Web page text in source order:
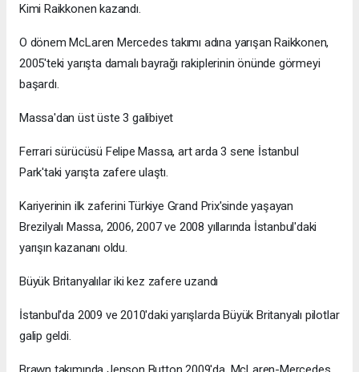
Kimi Raikkonen kazandı.
O dönem McLaren Mercedes takımı adına yarışan Raikkonen,
2005'teki yarışta damalı bayrağı rakiplerinin önünde görmeyi
başardı.
Massa'dan üst üste 3 galibiyet
Ferrari sürücüsü Felipe Massa, art arda 3 sene İstanbul
Park'taki yarışta zafere ulaştı.
Kariyerinin ilk zaferini Türkiye Grand Prix'sinde yaşayan
Brezilyalı Massa, 2006, 2007 ve 2008 yıllarında İstanbul'daki
yarışın kazananı oldu.
Büyük Britanyalılar iki kez zafere uzandı
İstanbul'da 2009 ve 2010'daki yarışlarda Büyük Britanyalı pilotlar
galip geldi.